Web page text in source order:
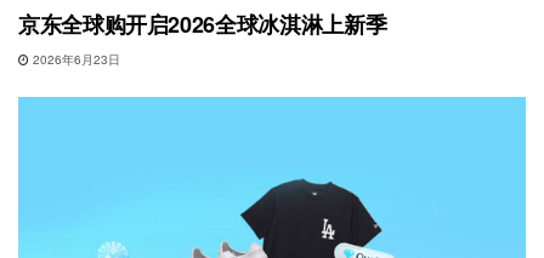
京东全球购开启2026全球冰淇淋上新季
2026年6月23日